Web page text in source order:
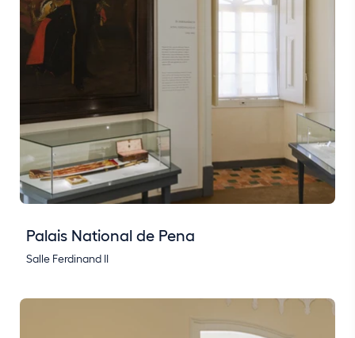
Palais National de Pena
Salle Ferdinand II